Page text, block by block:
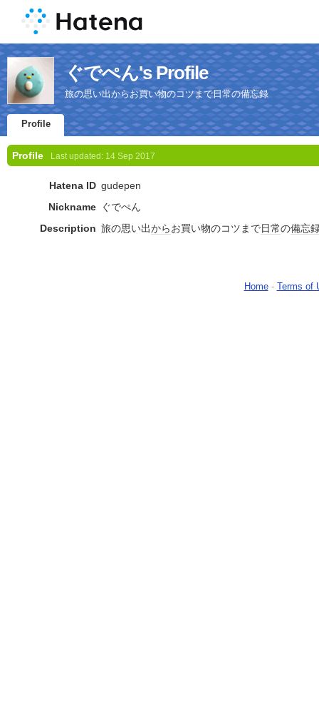
ぐでぺん's Profile
旅の思い出からお買い物のコツまで日常の備忘録
Profile
Profile Last updated: 14 Sep 2017
Hatena ID gudepen
Nickname
ぐでぺん
Description 旅の思い出からお買い物のコツまで日常の備忘
Home- Terms of